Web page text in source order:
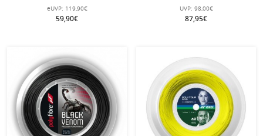
eUVP: 119,90€
59,90€
UVP: 98,00€
87,95€